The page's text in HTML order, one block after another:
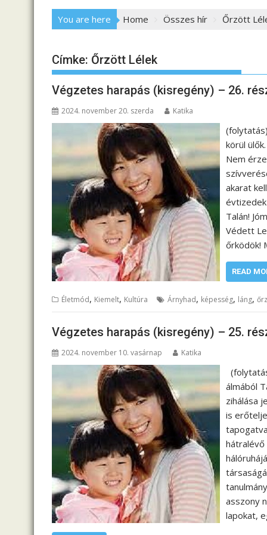
You are here Home Összes hír Őrzött
Címke: Őrzött Lélek
Végzetes harapás (kisregény) – 26.
2024. november 20. szerda Katika
körül
Nem
akarat
Talán!
Védett
őrködök!
READ
Életmód, Kiemelt, Kultúra Árnyhad, képesség, láng,
Végzetes harapás (kisregény) – 25.
2024. november 10. vasárnap Katika
álmából
zihálása
is
asszony
lapokat,